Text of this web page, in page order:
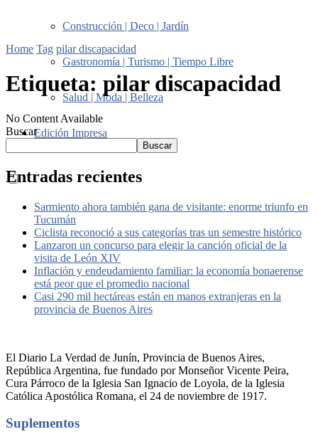
Construcción | Deco | Jardín
Gastronomía | Turismo | Tiempo Libre
Salud | Moda | Belleza
Edición Impresa
Home Tag pilar discapacidad
Etiqueta: pilar discapacidad
No Content Available
Buscar
Buscar
Entradas recientes
Sarmiento ahora también gana de visitante: enorme triunfo en
Tucumán
Ciclista reconoció a sus categorías tras un semestre histórico
Lanzaron un concurso para elegir la canción oficial de la
visita de León XIV
Inflación y endeudamiento familiar: la economía bonaerense
está peor que el promedio nacional
Casi 290 mil hectáreas están en manos extranjeras en la
provincia de Buenos Aires
El Diario La Verdad de Junín, Provincia de Buenos Aires,
República Argentina, fue fundado por Monseñor Vicente Peira,
Cura Párroco de la Iglesia San Ignacio de Loyola, de la Iglesia
Católica Apostólica Romana, el 24 de noviembre de 1917.
Suplementos